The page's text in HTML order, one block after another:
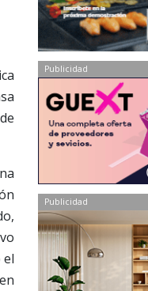
el
Publicidad
Publicidad